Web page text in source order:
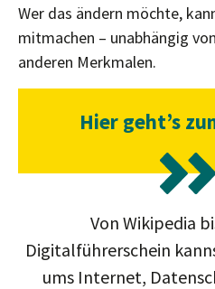
Wer das ändern möchte,
mitmachen – unabhängig
anderen Merkmalen.
Hier geht’s
Von Wikipedia
Digitalführerschein
ums Internet,